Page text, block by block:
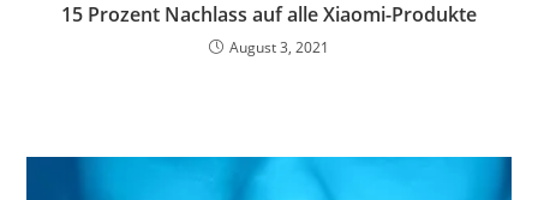
15 Prozent Nachlass auf alle Xiaomi-Produkte
August 3, 2021